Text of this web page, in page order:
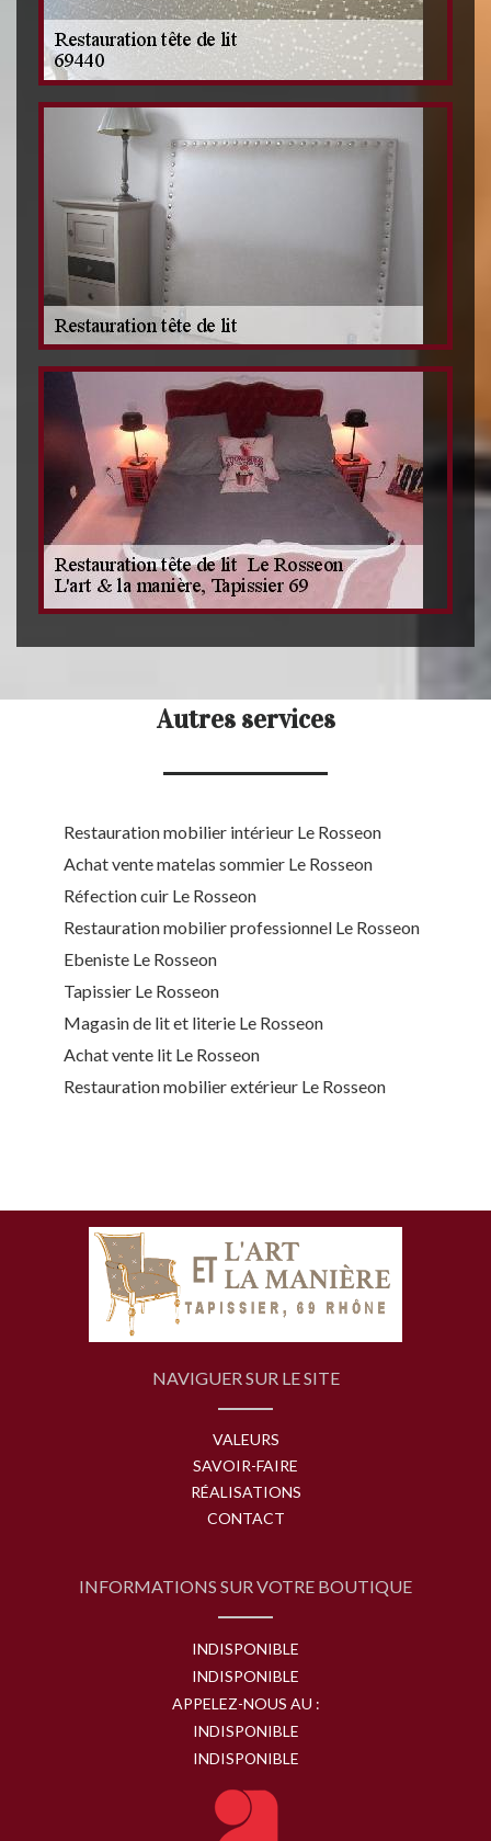
Autres services
Restauration mobilier intérieur Le Rosseon
Achat vente matelas sommier Le Rosseon
Réfection cuir Le Rosseon
Restauration mobilier professionnel Le Rosseon
Ebeniste Le Rosseon
Tapissier Le Rosseon
Magasin de lit et literie Le Rosseon
Achat vente lit Le Rosseon
Restauration mobilier extérieur Le Rosseon
NAVIGUER SUR LE SITE
VALEURS
SAVOIR-FAIRE
RÉALISATIONS
CONTACT
INFORMATIONS SUR VOTRE BOUTIQUE
INDISPONIBLE
INDISPONIBLE
APPELEZ-NOUS AU :
INDISPONIBLE
INDISPONIBLE